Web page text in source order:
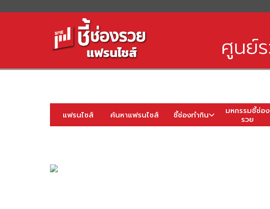
ศูนย์
แฟรนไชส์ ค้นหาแฟรนไชส์ ชี้ช่องทำกิน
มหกรรมชี้ช่อง
รวย